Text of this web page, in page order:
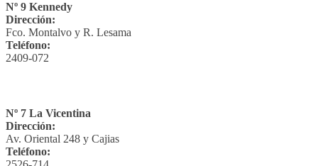
Nº 9 Kennedy
Dirección:
Fco. Montalvo y R. Lesama
Teléfono:
2409-072
Nº 7 La Vicentina
Dirección:
Av. Oriental 248 y Cajias
Teléfono: